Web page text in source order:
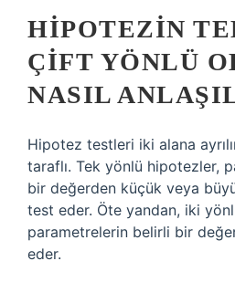
HIPOTEZIN
ÇIFT YÖNLÜ
NASIL
Hipotez testleri iki alana
taraflı. Tek yönlü hipotezler,
bir değerden küçük veya
test eder. Öte yandan, iki
parametrelerin belirli bir
eder.